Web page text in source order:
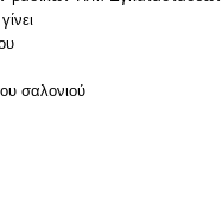
σαλονιού